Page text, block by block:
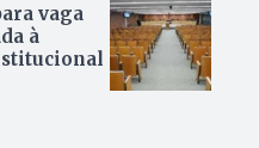
vaga
à